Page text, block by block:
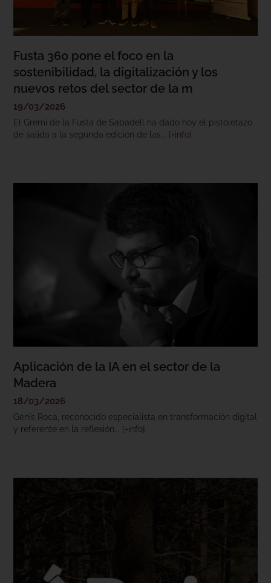
Fusta 360 pone el foco en la
sostenibilidad, la digitalización y los
nuevos retos del sector de la m
19/03/2026
El Gremi de la Fusta de Sabadell ha dado hoy el pistoletazo
de salida a la segunda edición de las... [+info]
Aplicación de la IA en el sector de la
Madera
18/03/2026
Genís Roca, reconocido especialista en transformación digital
y referente en la reflexión... [+info]